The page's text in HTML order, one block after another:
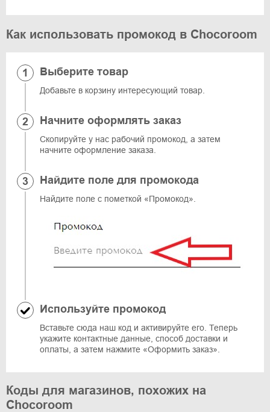
Как использовать промокод в Chocoroom
Выберите товар
Добавьте в корзину интересующий товар.
Начните оформлять заказ
Скопируйте у нас рабочий промокод, а затем
начните оформление заказа.
Найдите поле для промокода
Найдите поле с пометкой «Промокод».
Используйте промокод
Вставьте сюда наш код и активируйте его. Теперь
укажите контактные данные, способ доставки и
оплаты, а затем нажмите «Оформить заказ».
Коды для магазинов, похожих на
Chocoroom